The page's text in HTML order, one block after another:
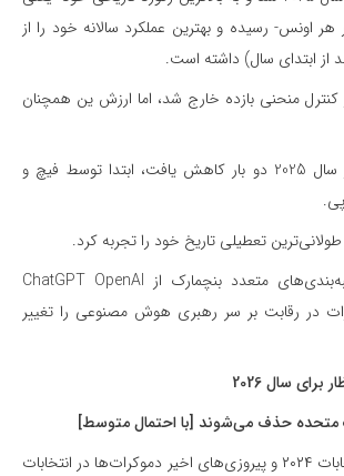
4355 دلار در هر اونس- رسیده و بهترین عملکرد سالانه خود را از
کنترل منحنی بازده خارج شد، اما ارزش ین همچنان
- رتبه‌بندی فرانسه در سال 2025 دو بار کاهش یافت، ابتدا توسط فیچ و
تعطیلی تاریخ خود را تجربه کرد.
- Gminiگوگل در رتبه‌بندی‌های متعدد بنچمارک از ChatGPT OpenAI
در رقابت بر سر رهبری هوش مصنوعی را تغییر
سال 2026
متحده حذف می‌شوند [با احتمال متوسط]
پیروزی ترامپ در انتخابات ۲۰۲۴ و پیروزی‌های اخیر دموکرات‌ها در انتخابات